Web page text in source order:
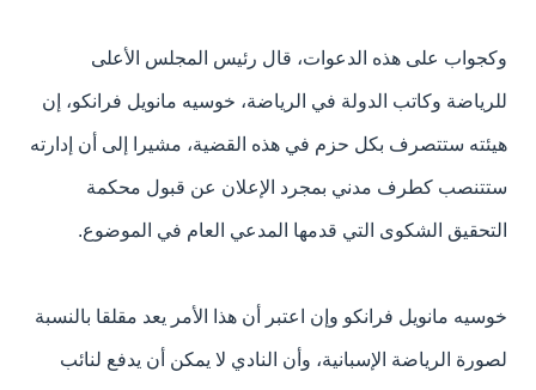
وكجواب على هذه الدعوات، قال رئيس المجلس الأعلى
للرياضة وكاتب الدولة في الرياضة، خوسيه مانويل فرانكو، إن
هيئته ستتصرف بكل حزم في هذه القضية، مشيرا إلى أن إدارته
ستتنصب كطرف مدني بمجرد الإعلان عن قبول محكمة
التحقيق الشكوى التي قدمها المدعي العام في الموضوع.
خوسيه مانويل فرانكو وإن اعتبر أن هذا الأمر يعد مقلقا بالنسبة
لصورة الرياضة الإسبانية، وأن النادي لا يمكن أن يدفع لنائب